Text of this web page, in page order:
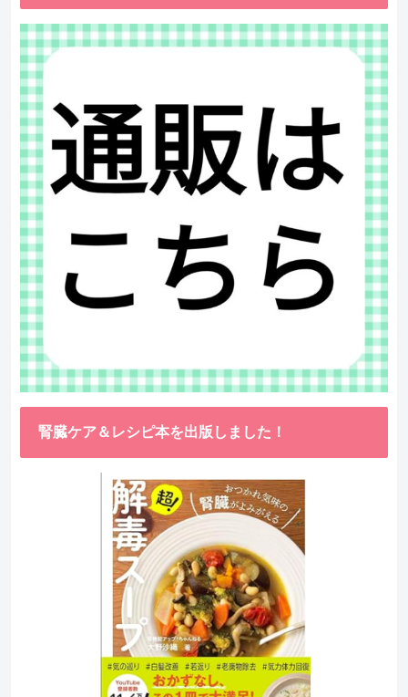
腎臓ケア＆レシピ本を出版しました！